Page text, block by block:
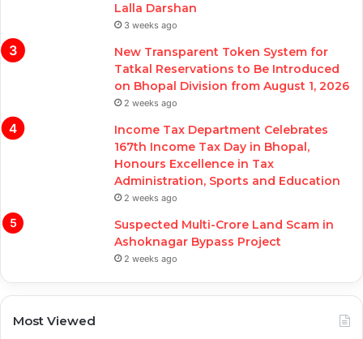
Lalla Darshan
3 weeks ago
New Transparent Token System for
Tatkal Reservations to Be Introduced
on Bhopal Division from August 1, 2026
2 weeks ago
Income Tax Department Celebrates
167th Income Tax Day in Bhopal,
Honours Excellence in Tax
Administration, Sports and Education
2 weeks ago
Suspected Multi-Crore Land Scam in
Ashoknagar Bypass Project
2 weeks ago
Most Viewed